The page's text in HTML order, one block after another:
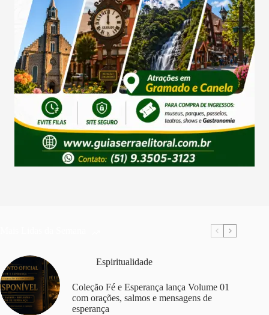
Espiritualidade
Coleção Fé e Esperança lança Volume 01
com orações, salmos e mensagens de
esperança